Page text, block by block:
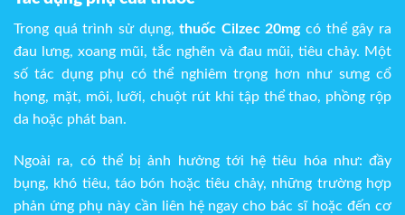
Trong quá trình sử dụng,thuốc Cilzec 20mgcó thể gây ra
đau lưng, xoang mũi, tắc nghẽn và đau mũi, tiêu chảy. Một
số tác dụng phụ có thể nghiêm trọng hơn như sưng cổ
họng, mặt, môi, lưỡi, chuột rút khi tập thể thao, phồng rộp
da hoặc phát ban.
Ngoài ra, có thể bị ảnh hưởng tới hệ tiêu hóa như: đầy
bụng, khó tiêu, táo bón hoặc tiêu chảy, những trường hợp
phản ứng phụ này cần liên hệ ngay cho bác sĩ hoặc đến cơ